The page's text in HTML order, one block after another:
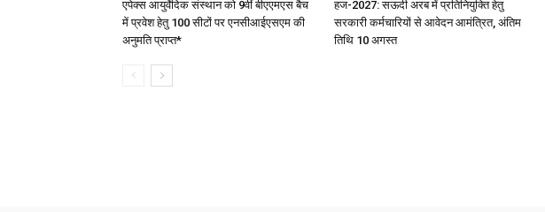
एपेक्स आयुर्वेदिक संस्थान को 9वीं बीएएमएस बैच
में प्रवेश हेतु 100 सीटों पर एनसीआईएसएम की
अनुमति प्राप्त*
हज-2027: सऊदी अरब में प्रतिनियुक्ति हेतु
सरकारी कर्मचारियों से आवेदन आमंत्रित, अंतिम
तिथि 10 अगस्त